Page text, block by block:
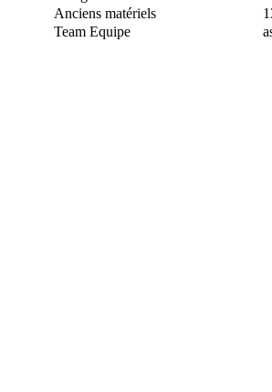
Anciens matériels
Team Equipe